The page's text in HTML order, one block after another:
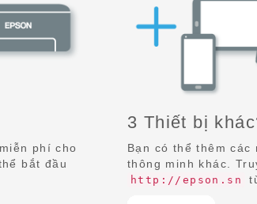
phí cho
bắt đầu
3 Thiết bị
Bạn có thể thêm
thông minh khác.
http://epson.sn